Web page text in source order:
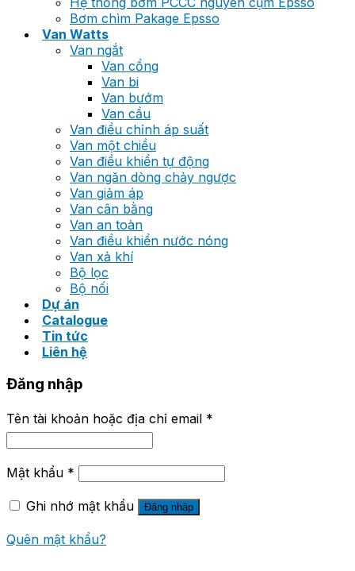
Bơm chìm Pakage Epsso
Van Watts
Van ngắt
Van cổng
Van bi
Van bướm
Van cầu
Van điều chỉnh áp suất
Van một chiều
Van điều khiển tự động
Van ngăn dòng chảy ngược
Van giảm áp
Van cân bằng
Van an toàn
Van điều khiển nước nóng
Van xả khí
Bộ lọc
Bộ nối
Dự án
Catalogue
Tin tức
Liên hệ
Đăng nhập
Tên tài khoản hoặc địa chỉ email *
Mật khẩu *
Ghi nhớ mật khẩu Đăng nhập
Quên mật khẩu?